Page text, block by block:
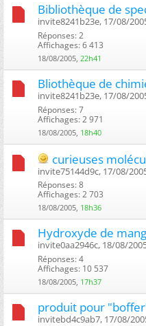
Bibliothèque de
invite8241b23e, 17/08/
Réponses: 2
Affichages: 6 413
18/08/2005, 22h41
Bliothèque de
invite8241b23e, 17/08/
Réponses: 7
Affichages: 2 971
18/08/2005, 18h40
curieuses
invite75144d9c, 17/08/
Réponses: 8
Affichages: 2 703
18/08/2005, 18h36
Hydroxyde de
invite0aa2946c, 18/08/
Réponses: 4
Affichages: 10 537
18/08/2005, 17h37
produit pour
invitebd4c9ab7, 17/08/